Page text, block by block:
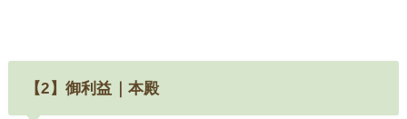
【2】御利益｜本殿